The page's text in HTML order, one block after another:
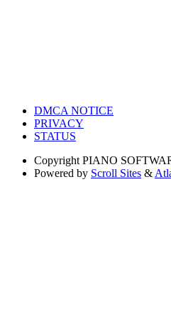
DMCA NOTICE
PRIVACY
STATUS
Copyright PIANO
Powered by Scroll Sites &